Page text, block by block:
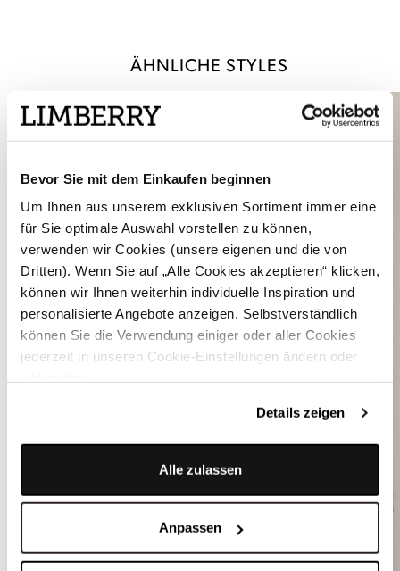
Bevor Sie mit dem Einkaufen beginnen
Um Ihnen aus unserem exklusiven Sortiment immer eine
für Sie optimale Auswahl vorstellen zu können,
verwenden wir Cookies (unsere eigenen und die von
Dritten). Wenn Sie auf „Alle Cookies akzeptieren“ klicken,
können wir Ihnen weiterhin individuelle Inspiration und
personalisierte Angebote anzeigen. Selbstverständlich
können Sie die Verwendung einiger oder aller Cookies
jederzeit in unseren Cookie-Einstellungen ändern oder
Details zeigen
Alle zulassen
Anpassen
ÄHNLICHE STYLES